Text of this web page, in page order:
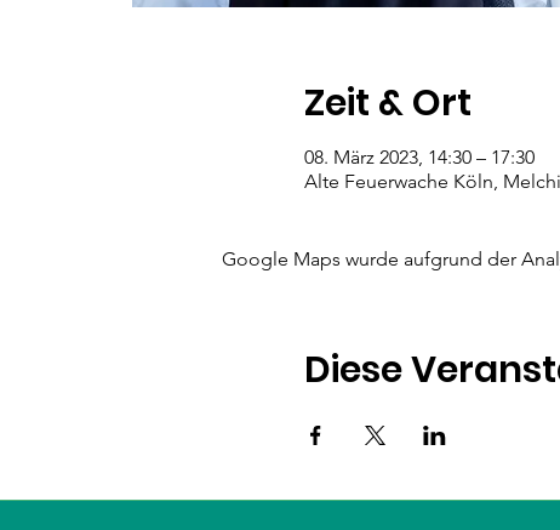
Zeit & Ort
08. März 2023, 14:30 – 17:30
Alte Feuerwache Köln,
Google Maps wurde aufgrund der
Diese